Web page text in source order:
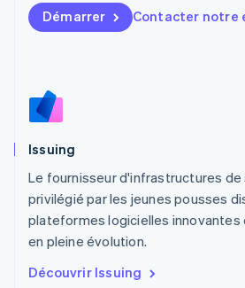
Démarrer Contacter notre
Issuing
Le fournisseur d'infrastructures
privilégié par les jeunes pousses
plateformes logicielles
en pleine évolution.
Découvrir Issuing
FrançaisDeutschEnglish
Malaisie
Mexique
Español
English
Nouvelle-Zélande
Pays-Bas
NederlandsEnglish
Pologne
Portugal